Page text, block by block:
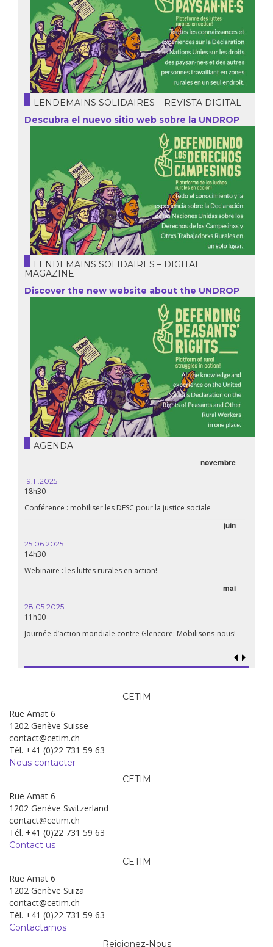
LENDEMAINS SOLIDAIRES – REVISTA DIGITAL
Descubra el nuevo sitio web sobre la UNDROP
LENDEMAINS SOLIDAIRES – DIGITAL
MAGAZINE
Discover the new website about the UNDROP
AGENDA
novembre
19.11.2025
18h30
Conférence : mobiliser les DESC pour la justice sociale
juin
25.06.2025
14h30
Webinaire : les luttes rurales en action!
mai
28.05.2025
11h00
Journée d’action mondiale contre Glencore: Mobilisons-nous!
CETIM
Rue Amat 6
1202 Genève Suisse
contact@cetim.ch
Tél. +41 (0)22 731 59 63
Nous contacter
CETIM
Rue Amat 6
1202 Genève Switzerland
contact@cetim.ch
Tél. +41 (0)22 731 59 63
Contact us
CETIM
Rue Amat 6
1202 Genève Suiza
contact@cetim.ch
Tél. +41 (0)22 731 59 63
Contactarnos
Rejoignez-Nous